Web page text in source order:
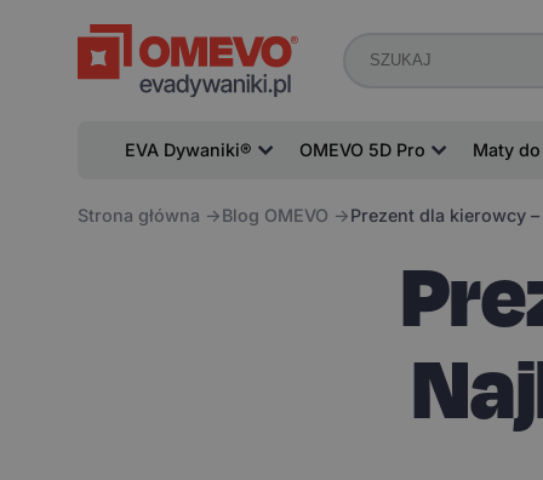
EVA Dywaniki® OMEVO 5D Pro Maty
Strona główna Blog OMEVO Prezent dla kierowcy